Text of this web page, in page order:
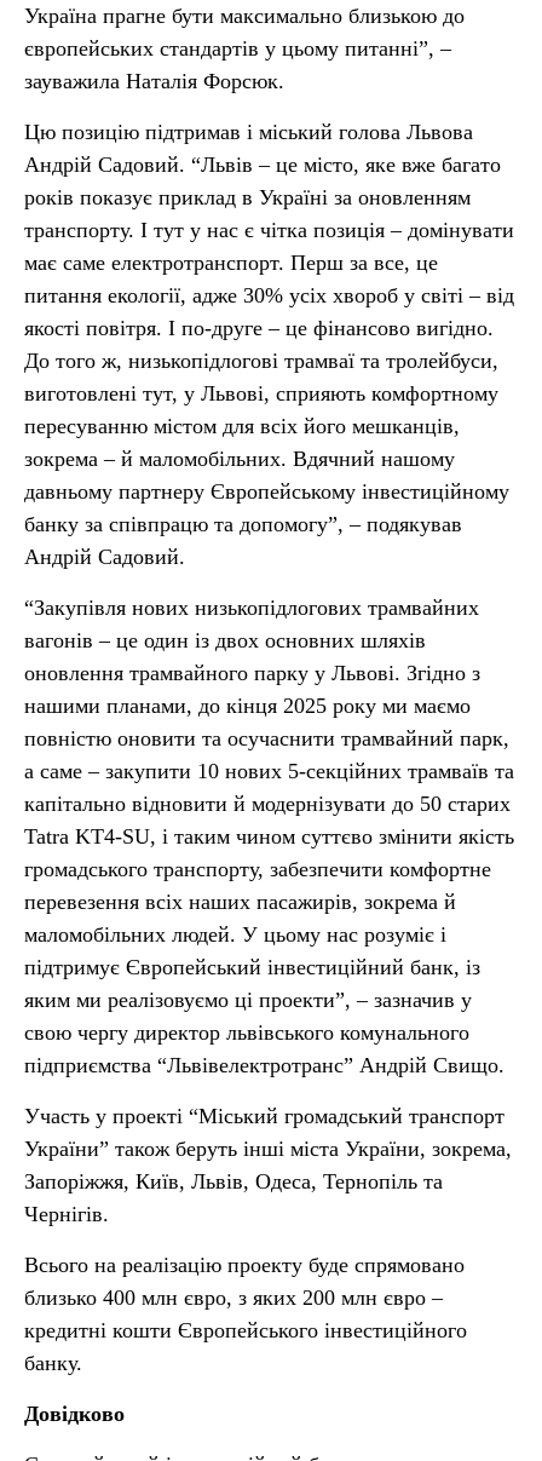
Україна прагне бути максимально близькою до
європейських стандартів у цьому питанні”, –
зауважила Наталія Форсюк.
Цю позицію підтримав і міський голова Львова
Андрій Садовий. “Львів – це місто, яке вже багато
років показує приклад в Україні за оновленням
транспорту. І тут у нас є чітка позиція – домінувати
має саме електротранспорт. Перш за все, це
питання екології, адже 30% усіх хвороб у світі – від
якості повітря. І по-друге – це фінансово вигідно.
До того ж, низькопідлогові трамваї та тролейбуси,
виготовлені тут, у Львові, сприяють комфортному
пересуванню містом для всіх його мешканців,
зокрема – й маломобільних. Вдячний нашому
давньому партнеру Європейському інвестиційному
банку за співпрацю та допомогу”, – подякував
Андрій Садовий.
“Закупівля нових низькопідлогових трамвайних
вагонів – це один із двох основних шляхів
оновлення трамвайного парку у Львові. Згідно з
нашими планами, до кінця 2025 року ми маємо
повністю оновити та осучаснити трамвайний парк,
а саме – закупити 10 нових 5-секційних трамваїв та
капітально відновити й модернізувати до 50 старих
Tatra KT4-SU, і таким чином суттєво змінити якість
громадського транспорту, забезпечити комфортне
перевезення всіх наших пасажирів, зокрема й
маломобільних людей. У цьому нас розуміє і
підтримує Європейський інвестиційний банк, із
яким ми реалізовуємо ці проекти”, – зазначив у
свою чергу директор львівського комунального
підприємства “Львівелектротранс” Андрій Свищо.
Участь у проекті “Міський громадський транспорт
України” також беруть інші міста України, зокрема,
Запоріжжя, Київ, Львів, Одеса, Тернопіль та
Чернігів.
Всього на реалізацію проекту буде спрямовано
близько 400 млн євро, з яких 200 млн євро –
кредитні кошти Європейського інвестиційного
банку.
Довідково